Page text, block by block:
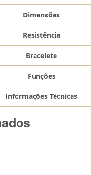
Dimensões
Resistência
Bracelete
Funções
Informações Técnicas